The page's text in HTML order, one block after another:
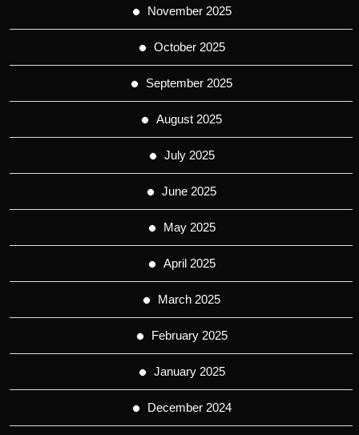
November 2025
October 2025
September 2025
August 2025
July 2025
June 2025
May 2025
April 2025
March 2025
February 2025
January 2025
December 2024